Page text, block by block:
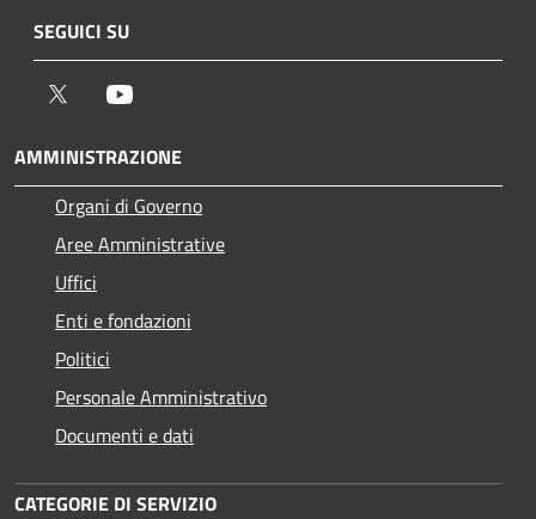
SEGUICI SU
Twitter
AMMINISTRAZIONE
Organi di Governo
Aree Amministrative
Uffici
Enti e fondazioni
Politici
Personale Amministrativo
Documenti e dati
CATEGORIE DI SERVIZIO